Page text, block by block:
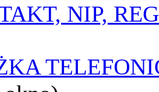
NIP,